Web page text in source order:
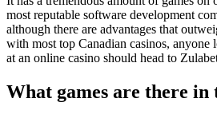
most reputable software development
although there are advantages that
with most top Canadian casinos,
at an online casino should head to
What games are there in